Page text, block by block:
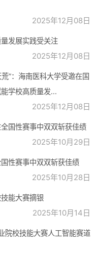
2025年12月08日
发展实践受关注
2025年12月08日
荒”：海南医科大学受邀在国
学校高质量发...
2025年12月08日
国性赛事中双双斩获佳绩
2025年10月29日
性赛事中双双斩获佳绩
2025年10月28日
能大赛摘银
2025年10月14日
院校技能大赛人工智能赛道